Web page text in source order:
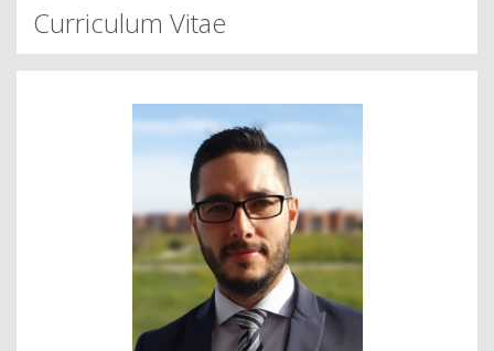
Curriculum Vitae